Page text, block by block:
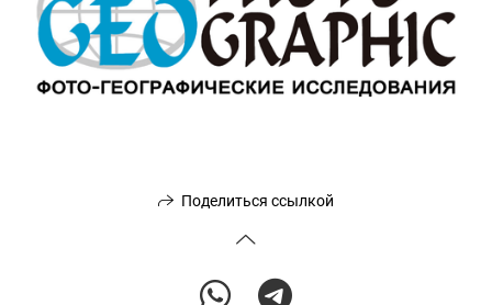
Поделиться ссылкой